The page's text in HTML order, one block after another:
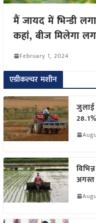
मैं जायद में भिन्डी
कहां, बीज मिलेगा
February 1, 2024
एग्रीकल्चर मशीन
जुलाई